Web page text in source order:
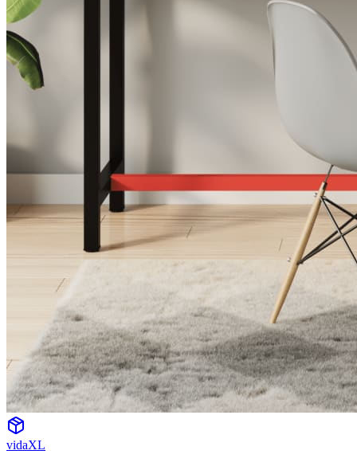
vidaXL